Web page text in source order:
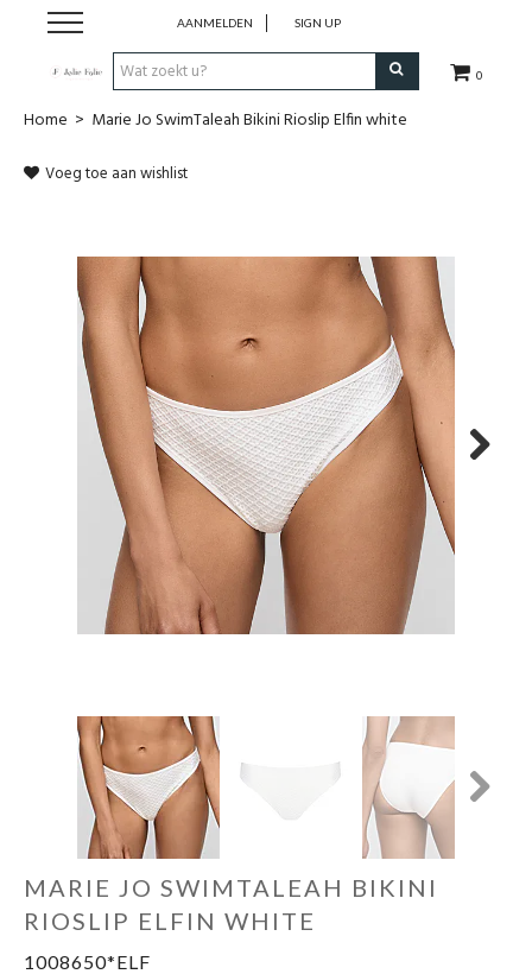
0
AANMELDEN SIGN UP
Home
Heren
Kinderen
Lingerie
Badmode
Nachtmode
Ondergoed
Over ons
Cadeaubon
Home > Marie Jo SwimTaleah Bikini Rioslip Elfin white
Voeg toe aan wishlist
MARIE JO SWIMTALEAH BIKINI
RIOSLIP ELFIN WHITE
1008650*ELF